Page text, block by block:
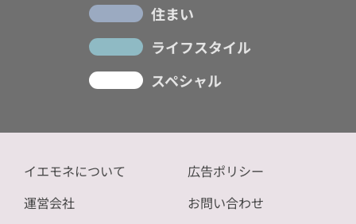
住まい
ライフスタイル
スペシャル
イエモネについて
運営会社
広告ポリシー
お問い合わせ